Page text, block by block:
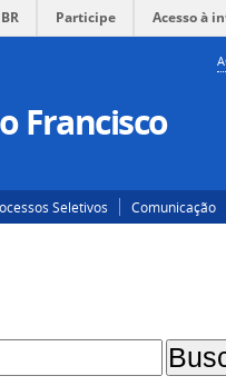
Participe Acesso à
Francisco
Seletivos Comunicação